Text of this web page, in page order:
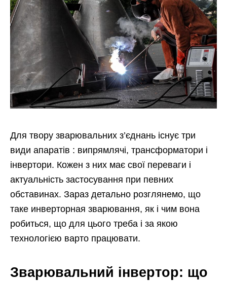
Для твору зварювальних з’єднань існує три
види апаратів : випрямлячі, трансформатори і
інвертори. Кожен з них має свої переваги і
актуальність застосування при певних
обставинах. Зараз детально розглянемо, що
таке инверторная зварювання, як і чим вона
робиться, що для цього треба і за якою
технологією варто працювати.
Зварювальний інвертор: що